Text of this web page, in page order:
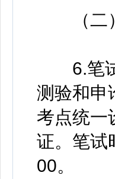
（二
6.笔试
测验和申
考点统一
证。笔试
00。